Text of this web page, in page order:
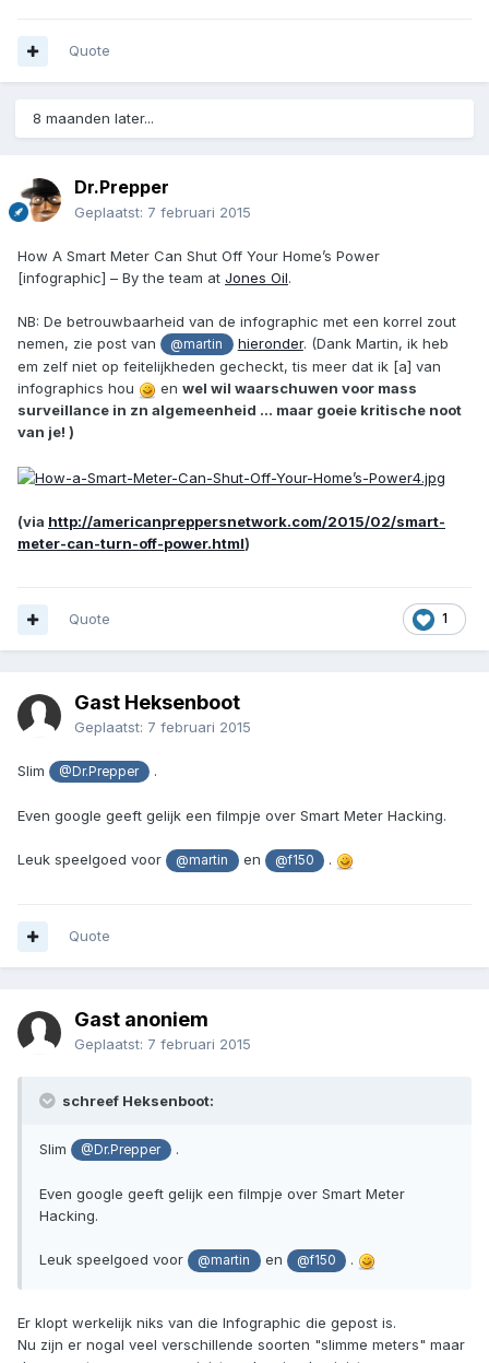
Quote
8 maanden later...
Dr.Prepper
Geplaatst: 7 februari 2015
How A Smart Meter Can Shut Off Your Home’s Power
[infographic] – By the team at Jones Oil.
NB: De betrouwbaarheid van de infographic met een korrel zout
nemen, zie post van
@martin hieronder. (Dank Martin, ik heb
em zelf niet op feitelijkheden gecheckt, tis meer dat ik [a] van
infographics hou
en wel wil waarschuwen voor mass
surveillance in zn algemeenheid ... maar goeie kritische noot
van je! )
(via http://americanpreppersnetwork.com/2015/02/smart-
meter-can-turn-off-power.html)
1
Quote
Gast Heksenboot
Geplaatst: 7 februari 2015
Slim @Dr.Prepper .
Even google geeft gelijk een filmpje over Smart Meter Hacking.
Leuk speelgoed voor @martin en @f150 .
Quote
Gast anoniem
Geplaatst: 7 februari 2015
schreef Heksenboot:
Slim @Dr.Prepper .
Even google geeft gelijk een filmpje over Smart Meter
Hacking.
Leuk speelgoed voor @martin en @f150 .
Er klopt werkelijk niks van die Infographic die gepost is.
Nu zijn er nogal veel verschillende soorten "slimme meters" maar